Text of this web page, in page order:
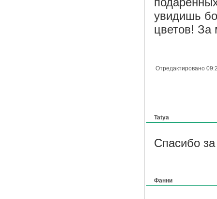
увидишь
цветов! За
Отредактировано
Tatya
Спасибо
Фанни